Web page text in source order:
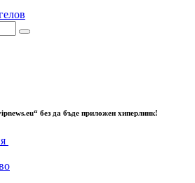
без да бъде приложен хиперлинк!